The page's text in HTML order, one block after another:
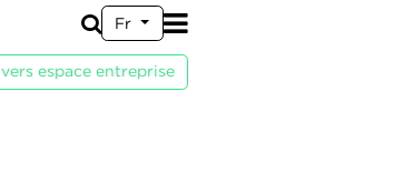
Fr
vers espace entreprise